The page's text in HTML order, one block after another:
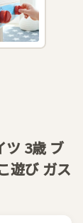
ツ 3歳 ブ
遊び ガス